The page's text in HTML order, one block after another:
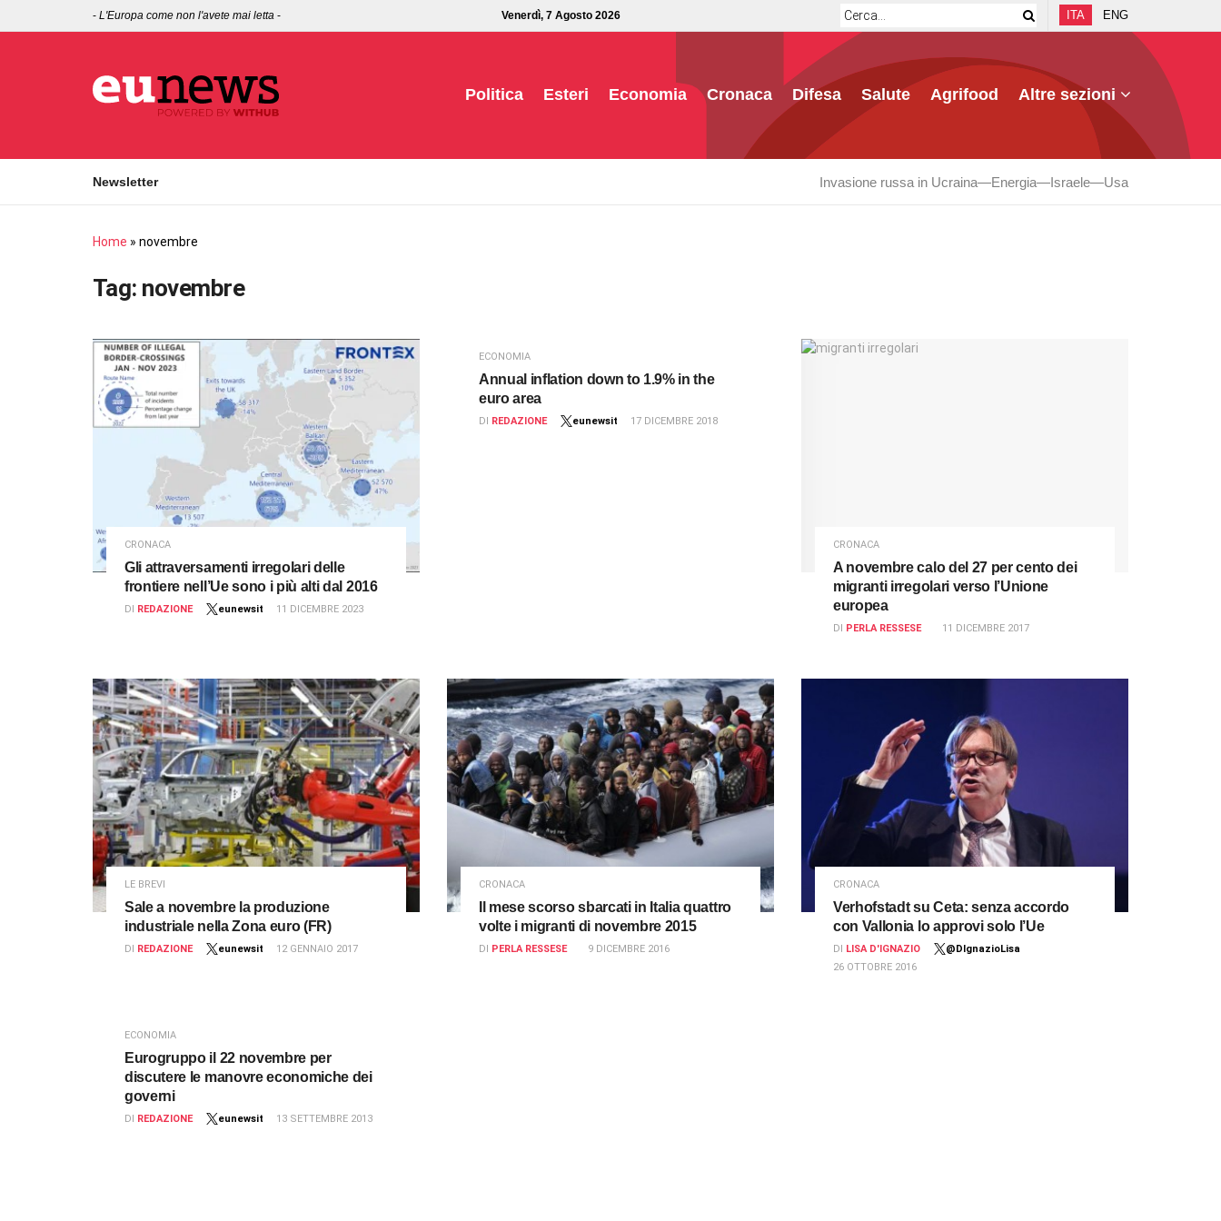
- L'Europa come non l'avete mai letta - Venerdì, 7 Agosto 2026 ITA ENG
Politica Esteri Economia Cronaca Difesa Salute Agrifood Altre sezioni
Newsletter Invasione russa in Ucraina Energia Israele Usa
Home » novembre
Tag: novembre
CRONACA
Gli attraversamenti irregolari delle
frontiere nell’Ue sono i più alti dal 2016
DI REDAZIONE eunewsit 11 DICEMBRE 2023
ECONOMIA
Annual inflation down to 1.9% in the
euro area
DI REDAZIONE eunewsit 17 DICEMBRE 2018
CRONACA
A novembre calo del 27 per cento dei
migranti irregolari verso l’Unione
europea
DI PERLA RESSESE 11 DICEMBRE 2017
LE BREVI
Sale a novembre la produzione
industriale nella Zona euro (FR)
DI REDAZIONE eunewsit 12 GENNAIO 2017
CRONACA
Il mese scorso sbarcati in Italia quattro
volte i migranti di novembre 2015
DI PERLA RESSESE 9 DICEMBRE 2016
CRONACA
Verhofstadt su Ceta: senza accordo
con Vallonia lo approvi solo l’Ue
DI LISA D'IGNAZIO
@DIgnazioLisa
26 OTTOBRE 2016
ECONOMIA
Eurogruppo il 22 novembre per
discutere le manovre economiche dei
governi
DI REDAZIONE eunewsit 13 SETTEMBRE 2013